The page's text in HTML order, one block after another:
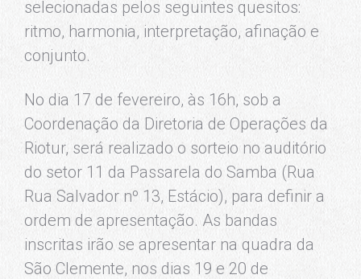
selecionadas pelos seguintes quesitos:
ritmo, harmonia, interpretação, afinação e
conjunto.
No dia 17 de fevereiro, às 16h, sob a
Coordenação da Diretoria de Operações da
Riotur, será realizado o sorteio no auditório
do setor 11 da Passarela do Samba (Rua
Rua Salvador nº 13, Estácio), para definir a
ordem de apresentação. As bandas
inscritas irão se apresentar na quadra da
São Clemente, nos dias 19 e 20 de